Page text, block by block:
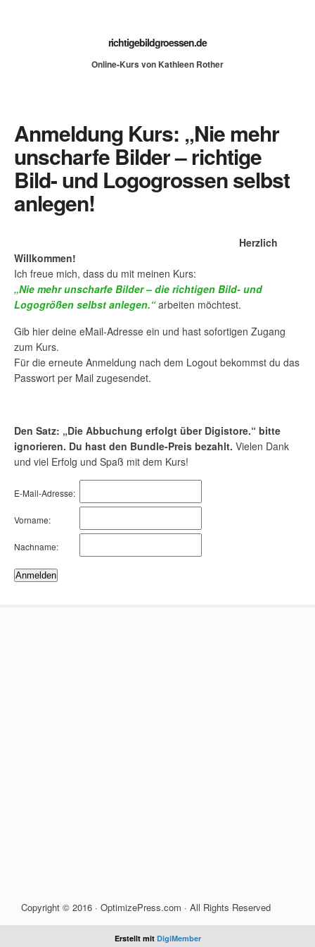
richtigebildgroessen.de
Online-Kurs von Kathleen Rother
Anmeldung Kurs: „Nie mehr
unscharfe Bilder – richtige
Bild- und Logogrossen selbst
anlegen!
Herzlich
Willkommen!
Ich freue mich, dass du mit meinen Kurs:
„Nie mehr unscharfe Bilder – die richtigen Bild- und
Logogrößen selbst anlegen.“arbeiten möchtest.
Gib hier deine eMail-Adresse ein und hast sofortigen Zugang
zum Kurs.
Für die erneute Anmeldung nach dem Logout bekommst du das
Passwort per Mail zugesendet.
Den Satz: „Die Abbuchung erfolgt über Digistore.“ bitte
ignorieren. Du hast den Bundle-Preis bezahlt. Vielen Dank
und viel Erfolg und Spaß mit dem Kurs!
E-Mail-Adresse:
Vorname:
Nachname:
Copyright © 2016 · OptimizePress.com · All Rights Reserved
Erstellt mit DigiMember